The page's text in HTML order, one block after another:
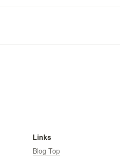
Links
Blog Top